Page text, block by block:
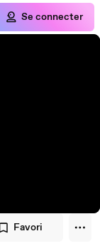
Se connecter
Favori